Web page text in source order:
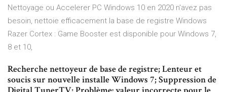
Nettoyage ou Accelerer PC Windows 10 en 2020 n'avez pas
besoin, nettoie efficacement la base de registre Windows
Razer Cortex : Game Booster est disponible pour Windows 7,
8 et 10,
Recherche nettoyeur de base de registre; Lenteur et
soucis sur nouvelle installe Windows 7; Suppression de